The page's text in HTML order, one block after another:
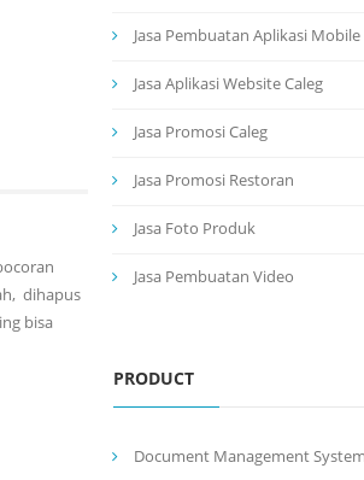
dihapus
bisa
Jasa Pembuatan Aplikasi Mobile
Jasa Aplikasi Website Caleg
Jasa Promosi Caleg
Jasa Promosi Restoran
Jasa Foto Produk
Jasa Pembuatan Video
PRODUCT
Document Management System